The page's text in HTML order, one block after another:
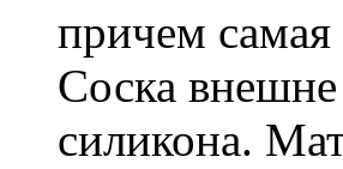
причем
Соска внешне
силикона.